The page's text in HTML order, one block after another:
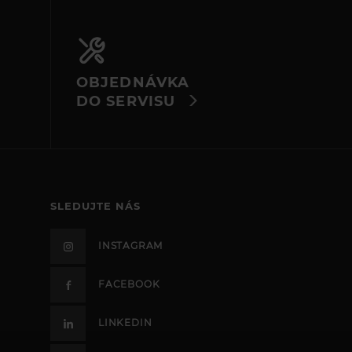
OBJEDNÁVKA
DO SERVISU
SLEDUJTE NÁS
INSTAGRAM
FACEBOOK
LINKEDIN